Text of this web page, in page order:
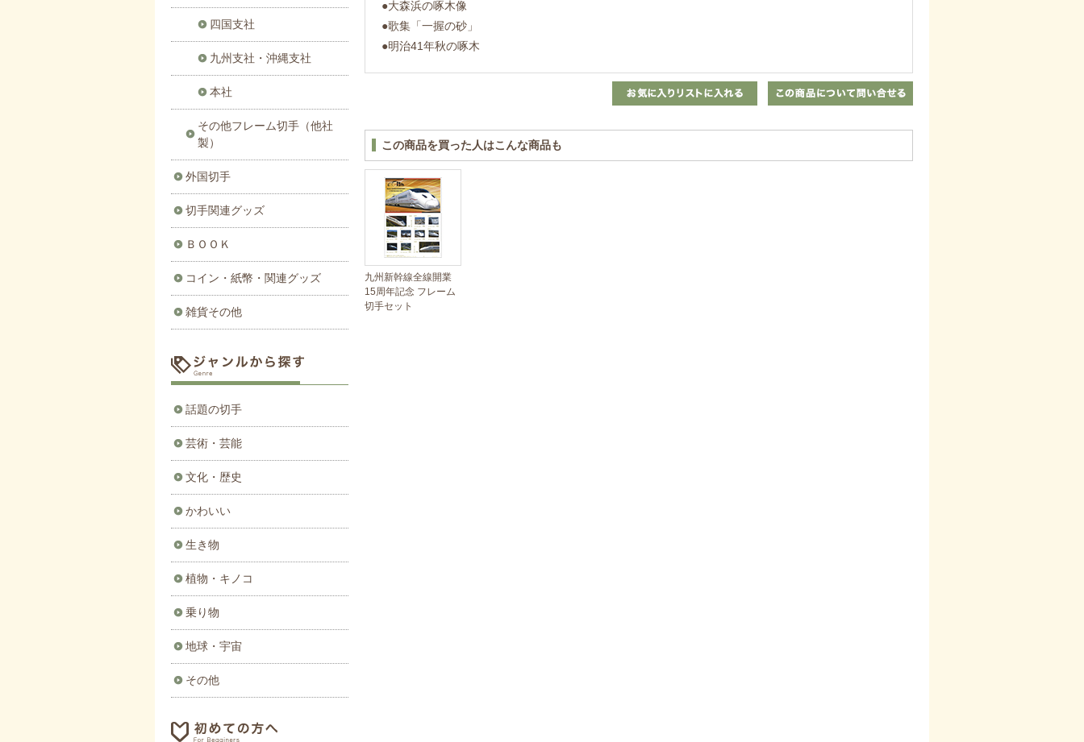
●大森浜の啄木像
●歌集「一握の砂」
●明治41年秋の啄木
この商品を買った人はこんな商品も
九州新幹線全線開業
15周年記念 フレーム
切手セット
四国支社
九州支社・沖縄支社
本社
その他フレーム切手（他社
製）
外国切手
切手関連グッズ
ＢＯＯＫ
コイン・紙幣・関連グッズ
雑貨その他
話題の切手
芸術・芸能
文化・歴史
かわいい
生き物
植物・キノコ
乗り物
地球・宇宙
その他